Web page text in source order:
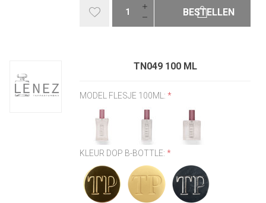
BESTELLEN
TN049 100 ML
MODEL FLESJE 100ML:*
KLEUR DOP B-BOTTLE:*